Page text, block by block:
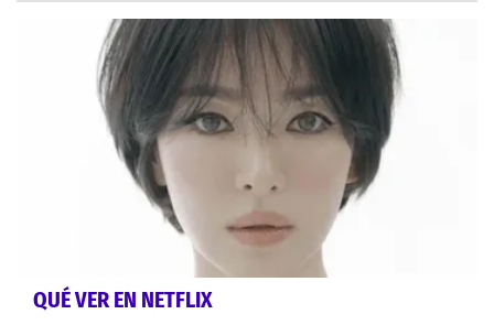
QUÉ VER EN NETFLIX